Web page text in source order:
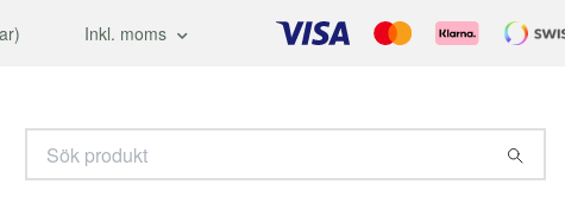
Inkl. moms